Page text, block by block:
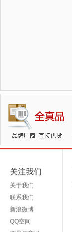
关注我们
关于我们
联系我们
新浪微博
QQ空间